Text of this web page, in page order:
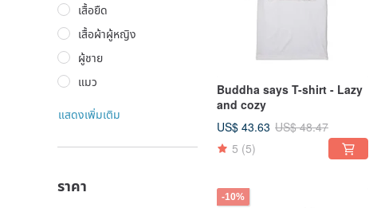
เสื้อยืด
เสื้อผ้าผู้หญิง
ผู้ชาย
แมว
แสดงเพิ่มเติม
ราคา
Buddha says T-shirt - Lazy
and cozy
US$ 43.63 US$ 48.47
5 (5)
-10%